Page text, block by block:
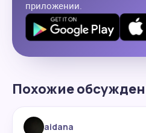
приложении.
Похожие
aidana